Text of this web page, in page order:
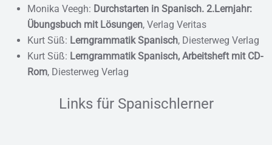
Monika Veegh: Durchstarten in Spanisch. 2.Lernjahr:
Übungsbuch mit Lösungen, Verlag Veritas
Kurt Süß: Lerngrammatik Spanisch, Diesterweg Verlag
Kurt Süß: Lerngrammatik Spanisch, Arbeitsheft mit CD-
Rom, Diesterweg Verlag
Links für Spanischlerner